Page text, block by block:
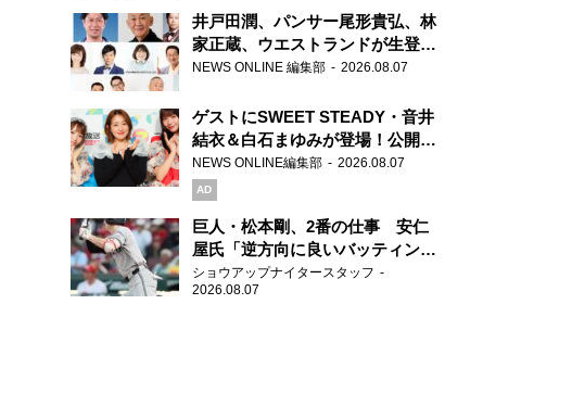
井戸田潤、パンサー尾形貴弘、林
家正蔵、ウエストランドが生登
場！『ラジオビバリー昼ズ』
NEWS ONLINE 編集部 2026.08.07
ゲストにSWEET STEADY・音井
結衣＆白石まゆみが登場！公開収
録で素顔全開！
NEWS ONLINE編集部 2026.08.07
AD
巨人・松本剛、2番の仕事 安仁
屋氏「逆方向に良いバッティン
グ」
ショウアップナイタースタッフ
2026.08.07